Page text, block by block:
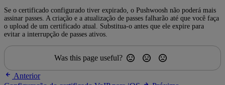
Se o certificado configurado tiver expirado, o Pushwoosh não poderá mais
assinar passes. A criação e a atualização de passes falharão até que você faça
o upload de um certificado atual. Substitua-o antes que ele expire para
evitar a interrupção de passes ativos.
Was this page useful?
Anterior